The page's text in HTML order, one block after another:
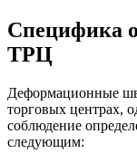
Специфика
ТРЦ
Деформационные
торговых центрах,
соблюдение
следующим: